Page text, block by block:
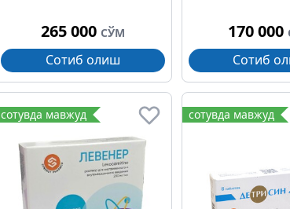
265 000 СЎМ
Сотиб олиш
170 000
Сотиб
сотувда мавжуд сотувда мавжуд